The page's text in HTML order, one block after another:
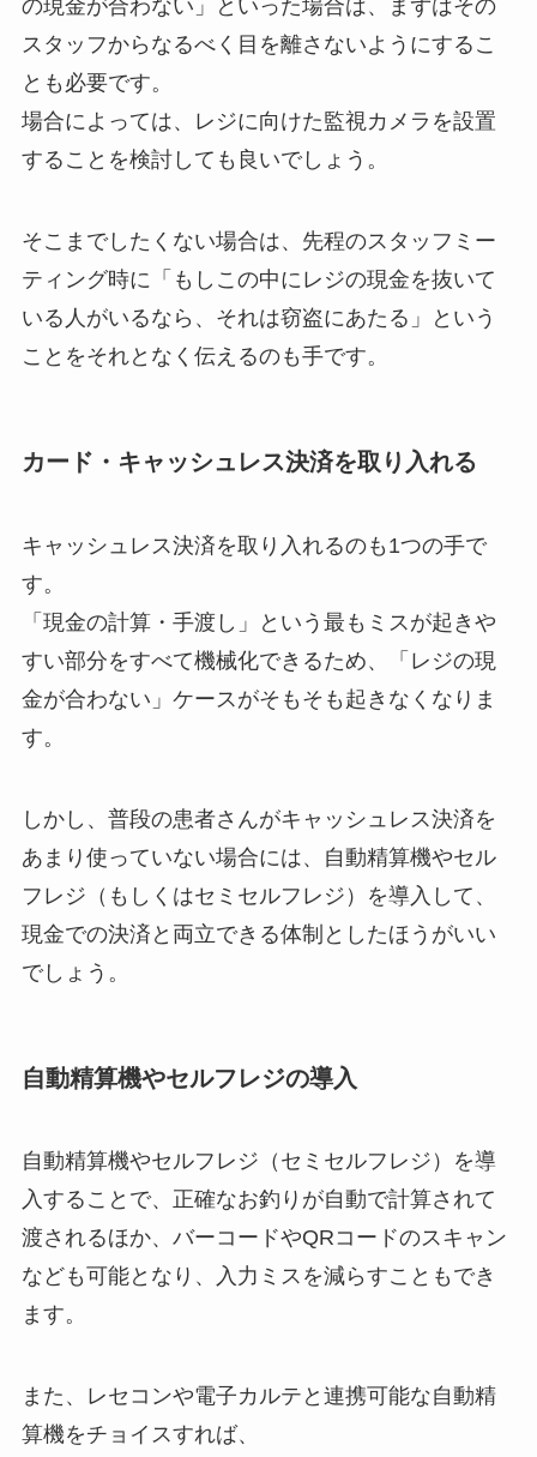
の現金が合わない」といった場合は、まずはその
スタッフからなるべく目を離さないようにするこ
とも必要です。
場合によっては、レジに向けた監視カメラを設置
することを検討しても良いでしょう。
そこまでしたくない場合は、先程のスタッフミー
ティング時に「もしこの中にレジの現金を抜いて
いる人がいるなら、それは窃盗にあたる」という
ことをそれとなく伝えるのも手です。
カード・キャッシュレス決済を取り入れる
キャッシュレス決済を取り入れるのも1つの手で
す。
「現金の計算・手渡し」という最もミスが起きや
すい部分をすべて機械化できるため、「レジの現
金が合わない」ケースがそもそも起きなくなりま
す。
しかし、普段の患者さんがキャッシュレス決済を
あまり使っていない場合には、自動精算機やセル
フレジ（もしくはセミセルフレジ）を導入して、
現金での決済と両立できる体制としたほうがいい
でしょう。
自動精算機やセルフレジの導入
自動精算機やセルフレジ（セミセルフレジ）を導
入することで、正確なお釣りが自動で計算されて
渡されるほか、バーコードやQRコードのスキャン
なども可能となり、入力ミスを減らすこともでき
ます。
また、レセコンや電子カルテと連携可能な自動精
算機をチョイスすれば、